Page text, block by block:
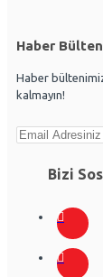
Haber
Haber
kalmayın!
Bizi